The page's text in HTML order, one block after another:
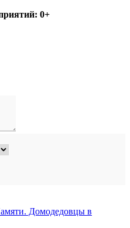
0+
Домодедовцы в